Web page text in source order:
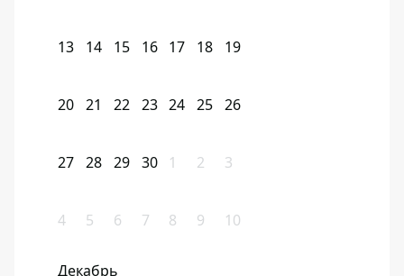
13 14 15 16 17 18 19
20 21 22 23 24 25 26
27 28 29 30 1 2 3
4 5 6 7 8 9 10
Декабрь